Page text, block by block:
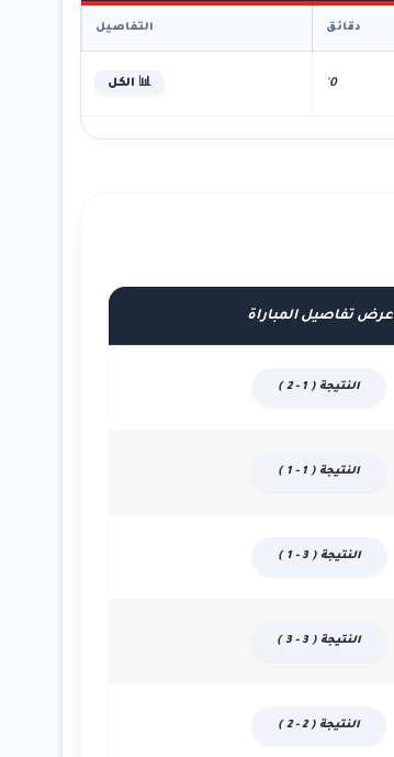
دقائق التفاصيل
0' 📊 الكل
عرض تفاصيل المباراة
النتيجة ( 1 - 2 )
النتيجة ( 1 - 1 )
النتيجة ( 3 - 1 )
النتيجة ( 3 - 3 )
النتيجة ( 2 - 2 )